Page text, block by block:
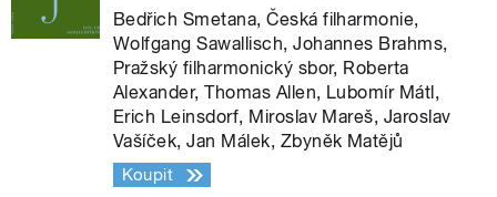
Bedřich Smetana, Česká filharmonie,
Wolfgang Sawallisch, Johannes Brahms,
Pražský filharmonický sbor, Roberta
Alexander, Thomas Allen, Lubomír Mátl,
Erich Leinsdorf, Miroslav Mareš, Jaroslav
Vašíček, Jan Málek, Zbyněk Matějů
Koupit